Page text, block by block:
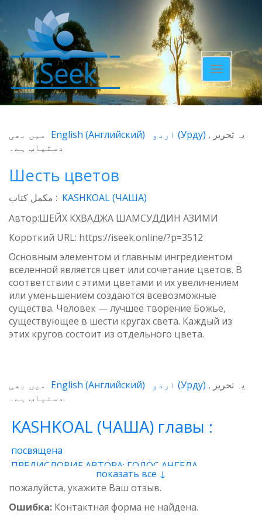
Toggle
navigation
یہ تحریر (Урду)
English (Английский)
میں بھی
دستیاب ہے۔
Шесть цветов
مکمل کتاب : KASHKOAL (ЧАША)
Автор:ШЕЙХ КХВАДЖА ШАМСУДДИН АЗИМИ
Короткий URL: https://iseek.online/?p=3512
Основным элементом и главным ингредиентом
вселенной является цвет или сочетание цветов. В
соответствии с этими цветами и их увеличением
или уменьшением создаются всевозможные
существа. Человек — лучшее творение Божье,
существующее в шести кругах света. Каждый из
этих кругов состоит из отдельного цвета.
یہ تحریر (Урду)
English (Английский)
میں بھی
دستیاب ہے۔
KASHKOAL (ЧАША) главы :
посвящена
ПРЕДИСЛОВИЕ АВТОРА: ГОЛОС АНГЕЛА
1 - Энергия
2 - Атом 3 - Восток и Запад
4 - Пространственные нити
5 - Звучащая глина
6 - Итог 7 - Качества
8 - وجدان
показать все ↓
пожалуйста, укажите Ваш отзыв.
Ошибка: Контактная форма не найдена.